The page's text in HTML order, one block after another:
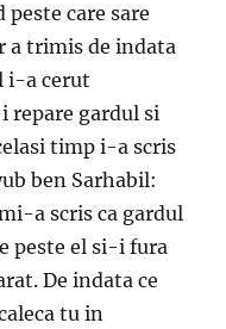
care sare
a trimis de indata
i-a cerut
repare gardul si
timp i-a scris
ben Sarhabil:
a scris ca gardul
peste el si-i fura
De indata ce
tu in